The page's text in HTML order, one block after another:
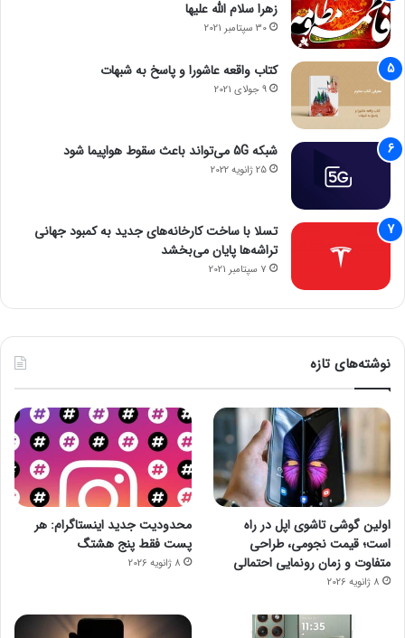
زهرا سلام الله علیها
30 سپتامبر 2021
کتاب واقعه عاشورا و پاسخ به شبهات
9 جولای 2021
شبکه 5G می‌تواند باعث سقوط هواپیما شود
25 ژانویه 2022
تسلا با ساخت کارخانه‌های جدید به کمبود جهانی
تراشه‌ها پایان می‌بخشد
7 سپتامبر 2021
نوشته‌های تازه
اولین گوشی تاشوی اپل در راه
است؛ قیمت نجومی، طراحی
متفاوت و زمان رونمایی احتمالی
8 ژانویه 2026
محدودیت جدید اینستاگرام: هر
پست فقط پنج هشتگ
8 ژانویه 2026